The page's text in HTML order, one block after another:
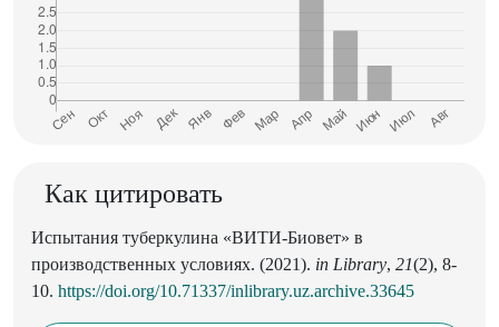
Как цитировать
Испытания туберкулина «ВИТИ-Биовет» в
производственных условиях. (2021). in Library, 21(2), 8-
10. https://doi.org/10.71337/inlibrary.uz.archive.33645